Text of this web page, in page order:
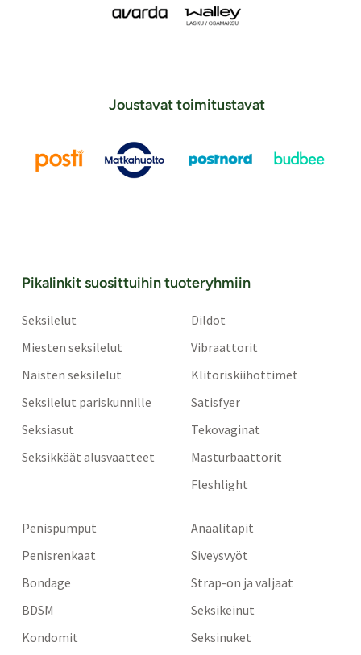
Joustavat toimitustavat
Pikalinkit suosittuihin tuoteryhmiin
Seksilelut
Miesten seksilelut
Naisten seksilelut
Seksilelut pariskunnille
Seksiasut
Seksikkäät alusvaatteet
Dildot
Vibraattorit
Klitoriskiihottimet
Satisfyer
Tekovaginat
Masturbaattorit
Fleshlight
Penispumput
Penisrenkaat
Bondage
BDSM
Kondomit
Anaalitapit
Siveysvyöt
Strap-on ja valjaat
Seksikeinut
Seksinuket